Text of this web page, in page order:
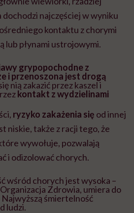
dochodzi najczęściej w wyniku
kontaktu z chorymi
lub płynami ustrojowymi.
grypopochodne z
i przenoszona jest drogą
nią zakazić przez kaszel i
kontakt z wydzielinami
ryzyko zakażenia się od innej
niskie, także z racji tego, że
wywołuje, pozwalają
i odizolować chorych.
wśród chorych jest wysoka –
Zdrowia, umiera do
śmiertelność
ludzi.